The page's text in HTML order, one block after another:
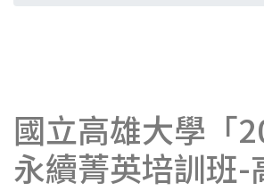
國立高雄大學「
永續菁英培訓班-